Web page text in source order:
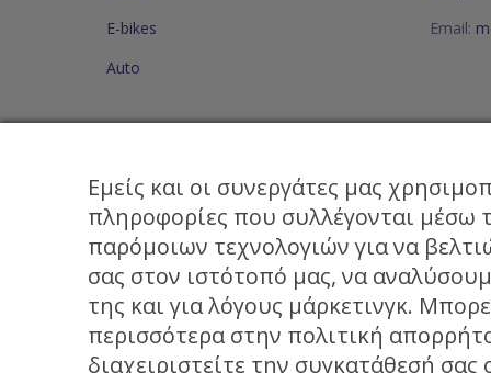
E-bikes
Auto
Μέλος του Ελληνικού
Οργανισμού Τουρισμού
No. 1468Ε82000057801
No. 1471Ε8200005001
Email:
Εμείς και οι συνεργάτες μας
πληροφορίες που συλλέγονται μέσω
παρόμοιων τεχνολογιών για να
σας στον ιστότοπό μας, να
της και για λόγους μάρκετινγκ.
περισσότερα στην πολιτική
διαχειριστείτε την συγκατάθεσή